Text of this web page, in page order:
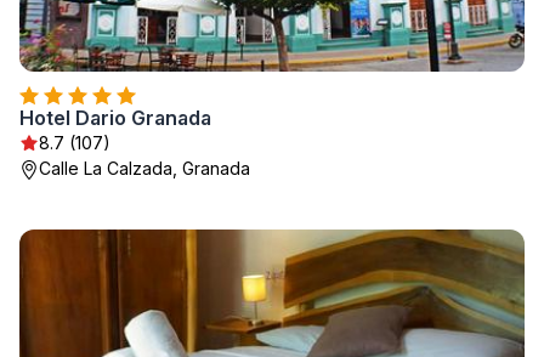
Hotel Dario Granada
8.7 (107)
Calle La Calzada, Granada